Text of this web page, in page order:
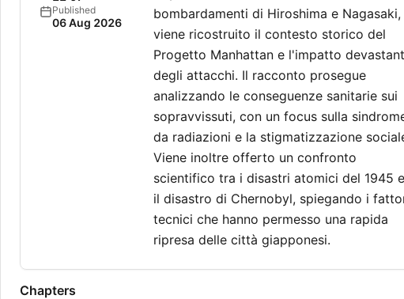
Published
06 Aug 2026
bombardamenti di Hiroshima e Nagasaki,
viene ricostruito il contesto storico del
Progetto Manhattan e l'impatto
degli attacchi. Il racconto prosegue
analizzando le conseguenze sanitarie sui
sopravvissuti, con un focus sulla
da radiazioni e la stigmatizzazione
Viene inoltre offerto un confronto
scientifico tra i disastri atomici del 1945 e
il disastro di Chernobyl, spiegando i
tecnici che hanno permesso una rapida
ripresa delle città giapponesi.
Chapters